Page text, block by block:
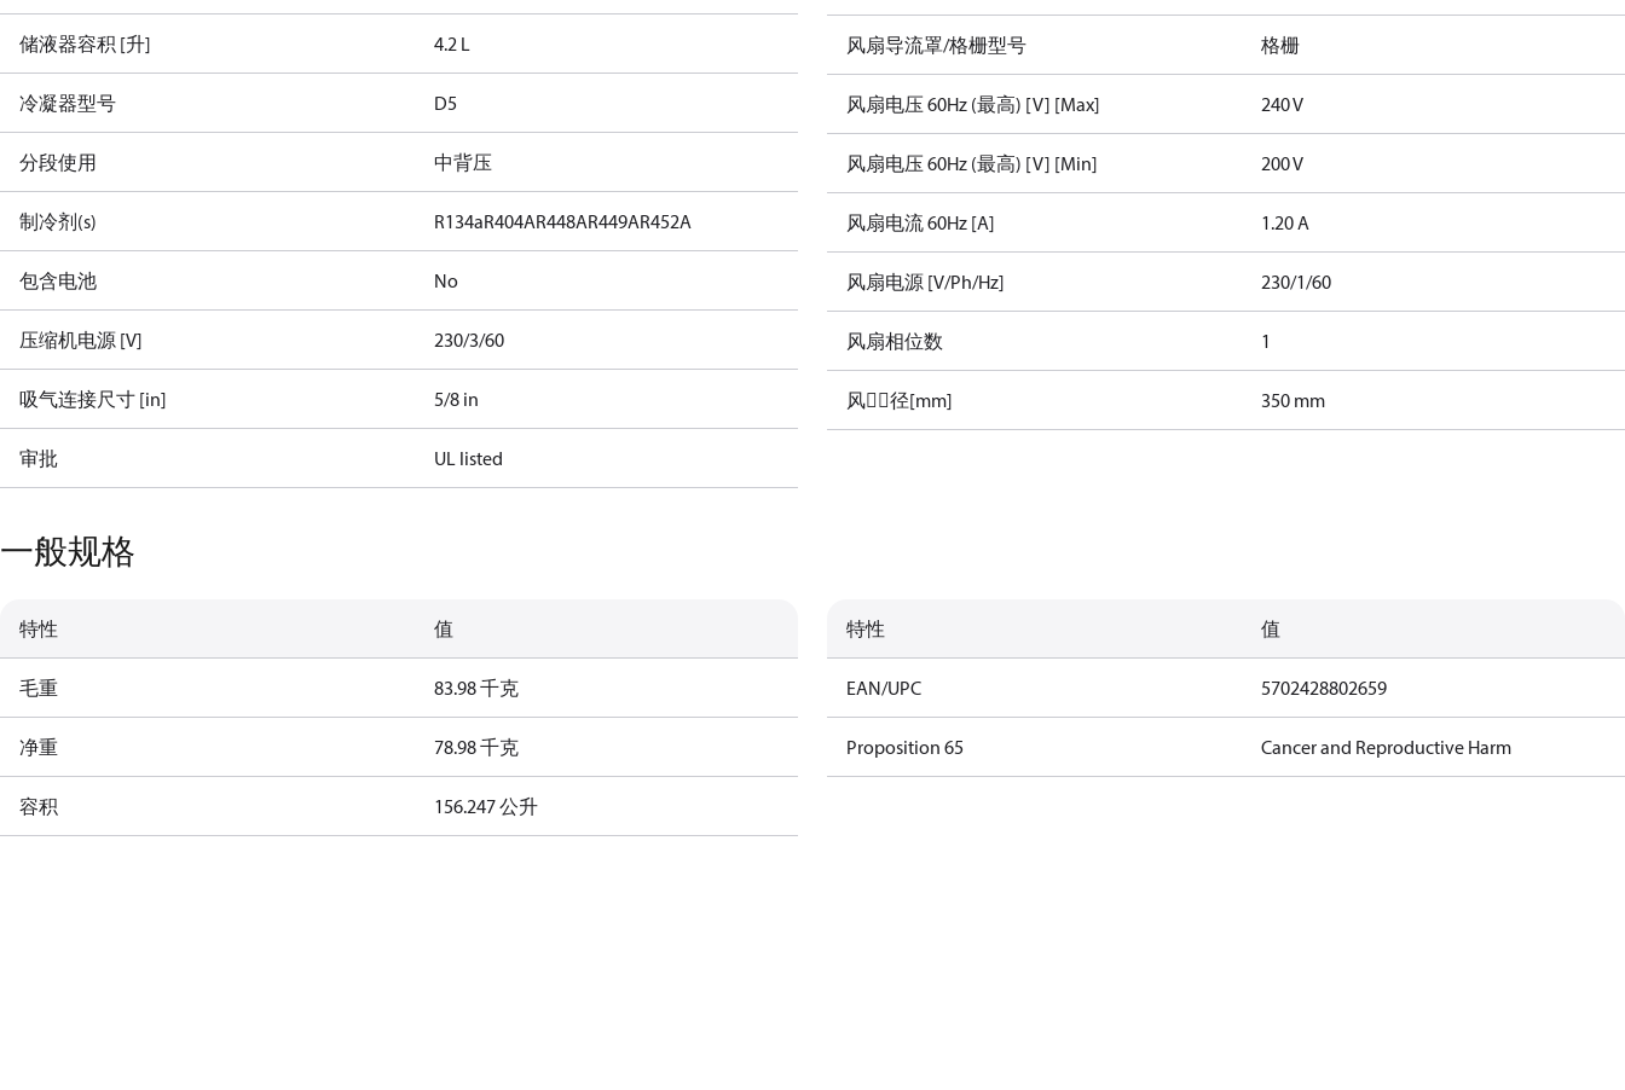
储液器容积 [升] 4.2 L
冷凝器型号 D5
分段使用 中背压
制冷剂(s) R134aR404AR448AR449AR452A
包含电池 No
压缩机电源 [V] 230/3/60
吸气连接尺寸 [in] 5/8 in
审批 UL listed
风扇导流罩/格栅型号 格栅
风扇电压 60Hz (最高) [V] [Max] 240 V
风扇电压 60Hz (最高) [V] [Min] 200 V
风扇电流 60Hz [A] 1.20 A
风扇电源 [V/Ph/Hz] 230/1/60
风扇相位数 1
风径[mm] 350 mm
一般规格
特性 值
毛重 83.98 千克
净重 78.98 千克
容积 156.247 公升
特性 值
EAN/UPC 5702428802659
Proposition 65 Cancer and Reproductive Harm